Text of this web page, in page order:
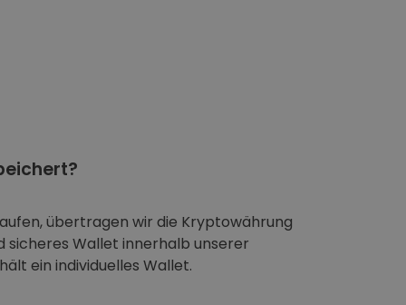
übertragen wir die Kryptowährung
sicheres Wallet innerhalb unserer
ein individuelles Wallet.